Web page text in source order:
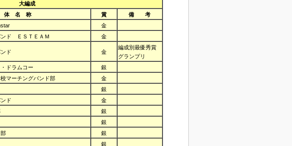
大編成
体 名 称 賞
備 考
金
ンド ＥＳＴＥＡＭ 金
ド 金
編成別最優秀賞
グランプリ
ドラムコー
銀
マーチングバンド部
金
銀
ド
金
銀
銀
銀
銀